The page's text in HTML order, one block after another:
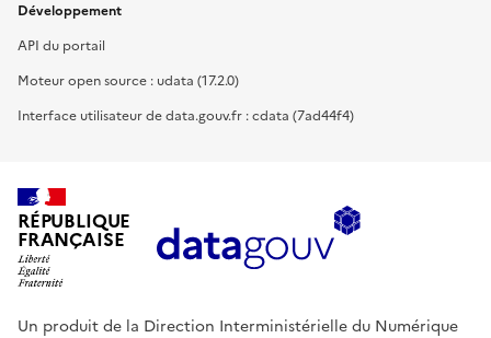
Développement
API du portail
Moteur open source : udata (17.2.0)
Interface utilisateur de data.gouv.fr : cdata (7ad44f4)
RÉPUBLIQUE
FRANÇAISE
Un produit de la Direction Interministérielle du Numérique